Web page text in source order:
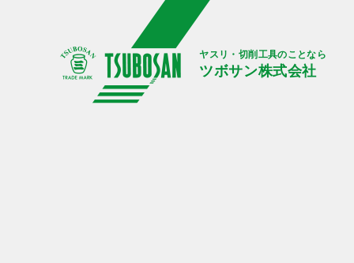
ヤスリ・切削工具のことなら
ツボサン株式会社